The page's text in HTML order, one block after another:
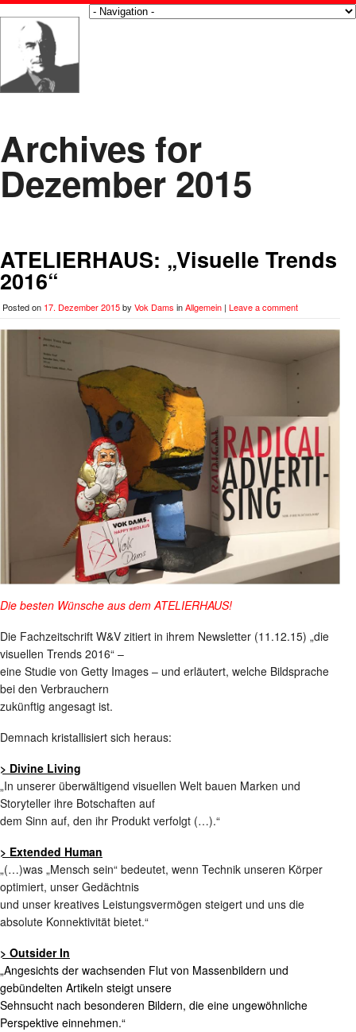
Archives for
Dezember 2015
ATELIERHAUS: „Visuelle Trends
2016“
Posted on 17. Dezember 2015by Vok Dams inAllgemein | Leave a comment
Die besten Wünsche aus dem ATELIERHAUS!
Die Fachzeitschrift W&V zitiert in ihrem Newsletter (11.12.15) „die
visuellen Trends 2016“ –
eine Studie von Getty Images – und erläutert, welche Bildsprache
bei den Verbrauchern
zukünftig angesagt ist.
Demnach kristallisiert sich heraus:
> Divine Living
„In unserer überwältigend visuellen Welt bauen Marken und
Storyteller ihre Botschaften auf
dem Sinn auf, den ihr Produkt verfolgt (…).“
> Extended Human
„(…)was „Mensch sein“ bedeutet, wenn Technik unseren Körper
optimiert, unser Gedächtnis
und unser kreatives Leistungsvermögen steigert und uns die
absolute Konnektivität bietet.“
> Outsider In
„Angesichts der wachsenden Flut von Massenbildern und
gebündelten Artikeln steigt unsere
Sehnsucht nach besonderen Bildern, die eine ungewöhnliche
Perspektive einnehmen.“